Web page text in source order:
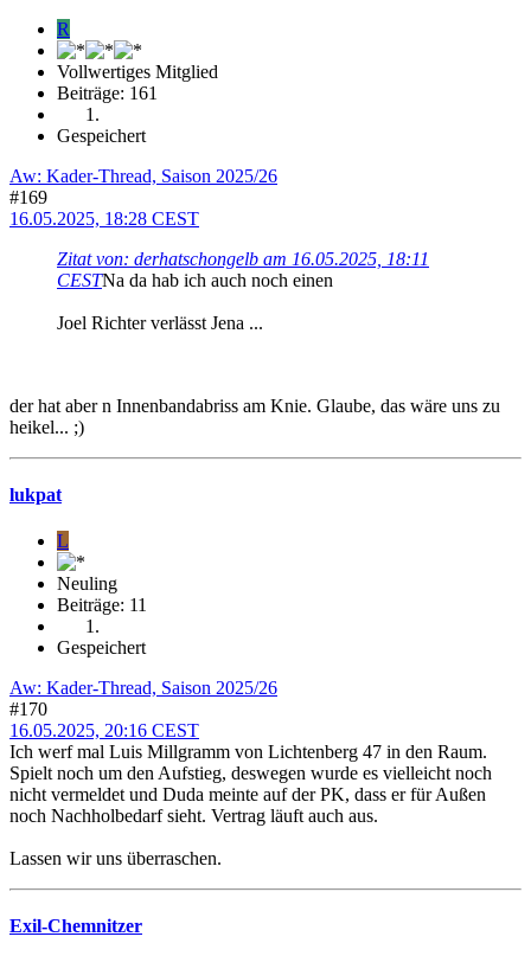
R
Vollwertiges Mitglied
Beiträge: 161
Gespeichert
Aw: Kader-Thread, Saison 2025/26
#169
16.05.2025, 18:28 CEST
Zitat von: derhatschongelb am 16.05.2025, 18:11
CESTNa da hab ich auch noch einen
Joel Richter verlässt Jena ...
der hat aber n Innenbandabriss am Knie. Glaube, das wäre uns zu
heikel... ;)
lukpat
L
Neuling
Beiträge: 11
Gespeichert
Aw: Kader-Thread, Saison 2025/26
#170
16.05.2025, 20:16 CEST
Ich werf mal Luis Millgramm von Lichtenberg 47 in den Raum.
Spielt noch um den Aufstieg, deswegen wurde es vielleicht noch
nicht vermeldet und Duda meinte auf der PK, dass er für Außen
noch Nachholbedarf sieht. Vertrag läuft auch aus.
Lassen wir uns überraschen.
Exil-Chemnitzer